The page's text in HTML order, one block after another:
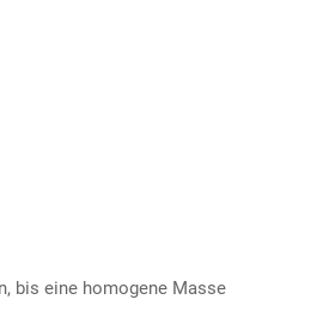
bis eine homogene Masse